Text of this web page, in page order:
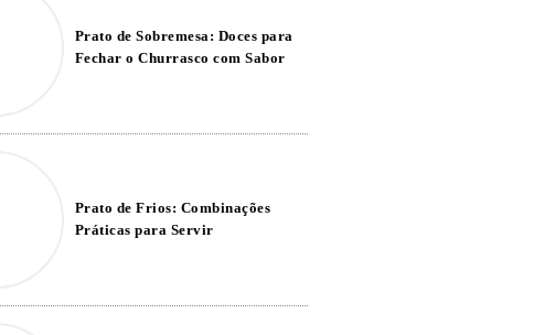
Prato de Sobremesa: Doces para
Fechar o Churrasco com Sabor
Prato de Frios: Combinações
Práticas para Servir